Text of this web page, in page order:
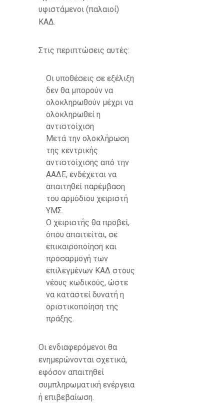
υφιστάμενοι (παλαιοί)
ΚΑΔ.
Στις περιπτώσεις αυτές:
Οι υποθέσεις σε εξέλιξη
δεν θα μπορούν να
ολοκληρωθούν μέχρι να
ολοκληρωθεί η
αντιστοίχιση
Μετά την ολοκλήρωση
της κεντρικής
αντιστοίχισης από την
ΑΑΔΕ, ενδέχεται να
απαιτηθεί παρέμβαση
του αρμόδιου χειριστή
ΥΜΣ.
Ο χειριστής θα προβεί,
όπου απαιτείται, σε
επικαιροποίηση και
προσαρμογή των
επιλεγμένων ΚΑΔ στους
νέους κωδικούς, ώστε
να καταστεί δυνατή η
οριστικοποίηση της
πράξης.
Οι ενδιαφερόμενοι θα
ενημερώνονται σχετικά,
εφόσον απαιτηθεί
συμπληρωματική ενέργεια
ή επιβεβαίωση.